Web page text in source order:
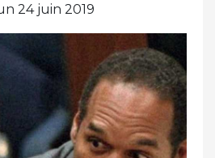
24 juin 2019